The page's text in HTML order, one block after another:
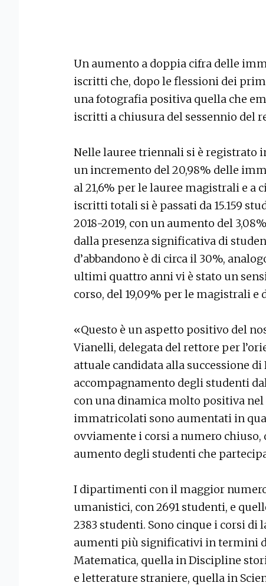
Un aumento a doppia cifra delle
iscritti che, dopo le flessioni dei
una fotografia positiva quella che
iscritti a chiusura del sessennio del
Nelle lauree triennali si è registrato
un incremento del 20,98% delle
al 21,6% per le lauree magistrali e a
iscritti totali si è passati da 15.159
2018-2019, con un aumento del
dalla presenza significativa di
d’abbandono è di circa il 30%,
ultimi quattro anni vi è stato un
corso, del 19,09% per le magistrali e
«Questo è un aspetto positivo del
Vianelli, delegata del rettore per
attuale candidata alla successione
accompagnamento degli studenti
con una dinamica molto positiva
immatricolati sono aumentati in
ovviamente i corsi a numero
aumento degli studenti che
I dipartimenti con il maggior
umanistici, con 2691 studenti, e
2383 studenti. Sono cinque i corsi
aumenti più significativi in termini
Matematica, quella in Discipline
e letterature straniere, quella in